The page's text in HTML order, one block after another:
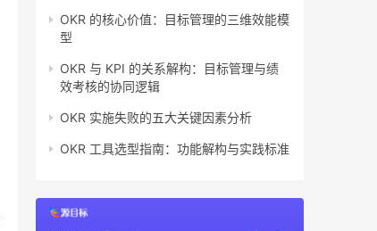
OKR 的核心价值：目标管理的三维效能模
型
OKR 与 KPI 的关系解构：目标管理与绩
效考核的协同逻辑
OKR 实施失败的五大关键因素分析
OKR 工具选型指南：功能解构与实践标准